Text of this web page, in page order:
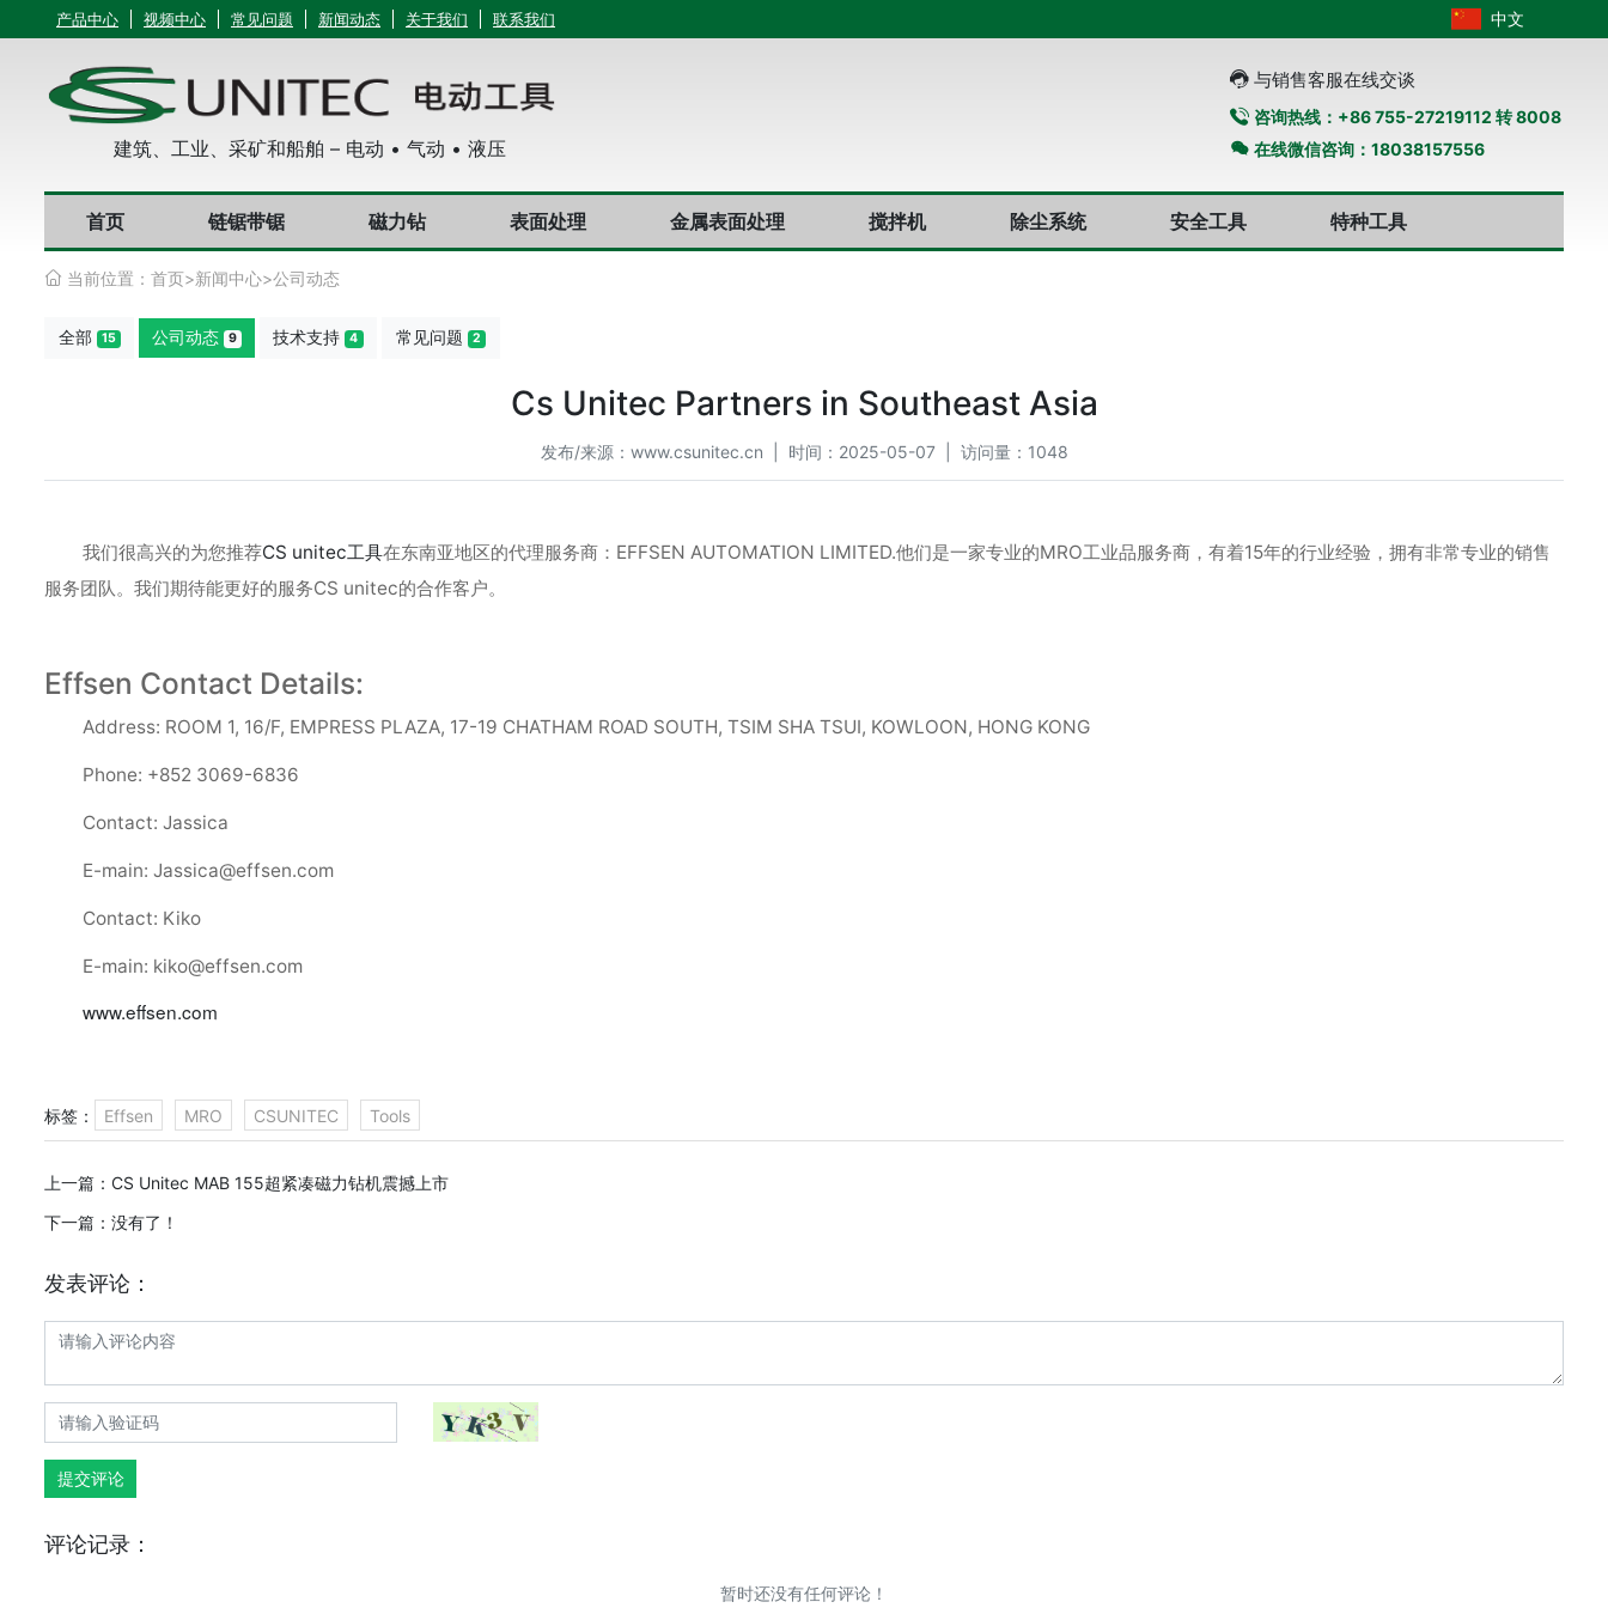
中文
产品中心 视频中心 常见问题 新闻动态 关于我们 联系我们
建筑、工业、采矿和船舶 – 电动 • 气动 • 液压
与销售客服在线交谈
咨询热线：+86 755-27219112 转 8008
在线微信咨询：18038157556
首页 链锯带锯 磁力钻 表面处理 金属表面处理 搅拌机 除尘系统 安全工具 特种工具
当前位置： 首页>新闻中心>公司动态
全部 15 公司动态 9 技术支持 4 常见问题 2
Cs Unitec Partners in Southeast Asia
发布/来源： www.csunitec.cn | 时间：2025-05-07 | 访问量：1048
我们很高兴的为您推荐CS unitec工具在东南亚地区的代理服务商：EFFSEN AUTOMATION LIMITED.他们是一家专业的MRO工业品服务商，有着15年的行业经验，拥有非常专业的销售
服务团队。我们期待能更好的服务CS unitec的合作客户。
Effsen Contact Details:
Address: ROOM 1, 16/F, EMPRESS PLAZA, 17-19 CHATHAM ROAD SOUTH, TSIM SHA TSUI, KOWLOON, HONG KONG
Phone: +852 3069-6836
Contact: Jassica
E-main: Jassica@effsen.com
Contact: Kiko
E-main: kiko@effsen.com
www.effsen.com
标签： Effsen MRO CSUNITEC Tools
上一篇： CS Unitec MAB 155超紧凑磁力钻机震撼上市
下一篇：没有了！
发表评论：
提交评论
评论记录：
暂时还没有任何评论！